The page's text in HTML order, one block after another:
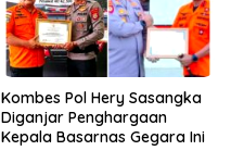
Kombes Pol Hery Sasangka
Diganjar Penghargaan
Kepala Basarnas Gegara Ini